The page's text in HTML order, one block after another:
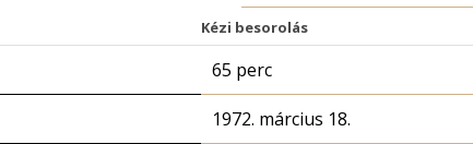
Kézi besorolás
65 perc
1972. március 18.